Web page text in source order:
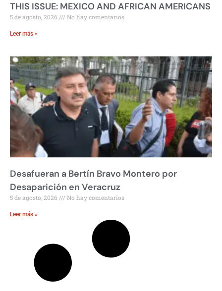
THIS ISSUE: MEXICO AND AFRICAN AMERICANS
5 de agosto, 2026 No hay comentarios
Leer más »
Desafueran a Bertín Bravo Montero por
Desaparición en Veracruz
5 de agosto, 2026 No hay comentarios
Leer más »